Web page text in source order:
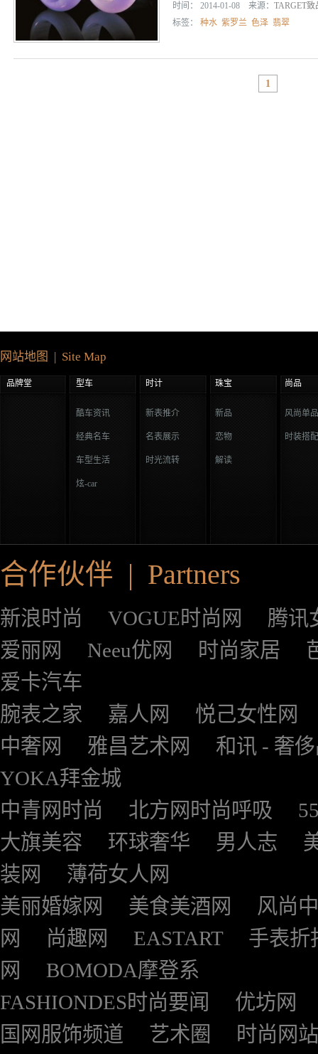
时间： 2014-01-08 来源： TARGET致
标签： 种水 紫罗兰 色泽 翡翠
1
网站地图 | Site Map
品牌堂 型车 时计 珠宝 尚品
酷车资讯
经典名车
车型生活
炫-car
新表推介
名表展示
时光流转
新品
恋物
解读
风尚单品
时装搭配
合作伙伴 | Partners
新浪时尚 VOGUE时尚网
腾讯
爱丽网
Neeu优网 时尚家居
爱卡汽车
腕表之家
嘉人网
悦己女性网
中奢网
雅昌艺术网
和讯 - 奢
YOKA拜金城
中青网时尚
北方网时尚呼吸
大旗美容
环球奢华 男人志
装网
薄荷女人网
美丽婚嫁网
美食美酒网
风尚
网
尚趣网 EASTART
手表折
网
BOMODA摩登系
FASHIONDES时尚要闻
优坊网
国网服饰频道
艺术圈
时尚网站